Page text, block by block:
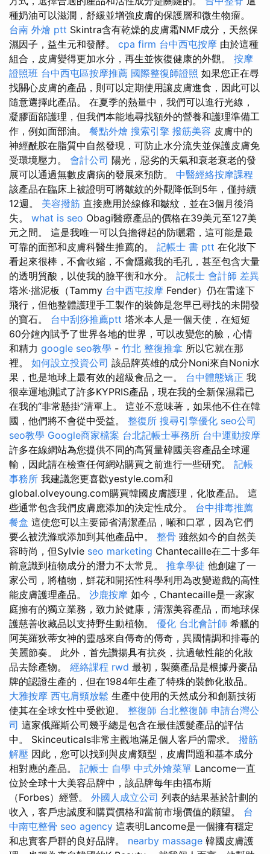
種奶油可以滋潤，舒緩並增強皮膚的保護層和微生物瘤。
台南 外燴 ptt Skintra含有乾燥的皮膚霜NMF成分，天然保
濕因子，益生元和發酵。 cpa firm 台中西屯按摩 由於這種
組合，皮膚變得更加水分，再生並恢復健康的外觀。 按摩
證照班 台中西屯區按摩推薦 國際整復師證照 如果您正在尋
找關心皮膚的產品，則可以定期使用讓皮膚進食，因此可以
隨意選擇此產品。 在夏季的熱量中，我們可以進行光線，
凝膠面部護理，但我們本能地尋找額外的營養和護理準備工
作，例如面部油。 餐點外燴 搜索引擎 撥筋美容 皮膚中的
神經酰胺在脂質中自然發現，可防止水分流失並保護皮膚免
受環境壓力。 會計公司 陽光，惡劣的天氣和衰老衰老的發
展可以通過無數皮膚病的發展來預防。 中醫經絡按摩課程
該產品在臨床上被證明可將皺紋的外觀降低到5年，僅持續
12週。 美容撥筋 直接應用於線條和皺紋，並在3個月後消
失。 what is seo Obagi醫療產品的價格在39美元至127美
元之間。 這是我唯一可以負擔得起的防曬霜，這可能是最
可靠的面部和皮膚科醫生推薦的。 記帳士 書 ptt 在化妝下
看起來很棒，不會收縮，不會隱藏我的毛孔，甚至包含大量
的透明質酸，以使我的臉平衡和水分。 記帳士 會計師 差異
塔米·擋泥板（Tammy 台中西屯按摩 Fender）仍在雷達下
飛行，但他整體護理手工製作的裝飾是您早已尋找的未開發
的寶石。 台中刮痧推薦ptt 塔米本人是一個天使，在短短
60分鐘內賦予了世界各地的世界，可以改變您的臉，心情
和精力 google seo教學 - 竹北 整復推拿 所以它就在那
裡。 如何設立投資公司 該品牌英雄的成分Noni來自Noni水
果，也是地球上最有效的超級食品之一。 台中體態矯正 我
很幸運地測試了許多KYPRIS產品，現在我的全新保濕霜已
在我的“非常懸掛”清單上。 這並不意味著，如果他不住在韓
國，他們將不會從中受益。 整復所 搜尋引擎優化 seo公司
seo教學 Google商家檔案 台北記帳士事務所 台中運動按摩
許多在線網站為您提供不同的高質量韓國美容產品全球運
輸，因此請在檢查任何網站購買之前進行一些研究。 記帳
事務所 我建議您更喜歡yestyle.com和
global.olveyoung.com購買韓國皮膚護理，化妝產品。 這
些通常包含我們皮膚應添加的決定性成分。 台中排毒推薦
餐盒 這使您可以主要節省清潔產品，噸和口罩，因為它們
要么被洗滌或添加到其他產品中。 整骨 雖然如今的自然美
容時尚，但Sylvie seo marketing Chantecaille在二十多年
前意識到植物成分的潛力不太常見。 推拿學徒 他創建了一
家公司，將植物，鮮花和開拓性科學利用為改變遊戲的高性
能皮膚護理產品。 沙鹿按摩 如今，Chantecaille是一家家
庭擁有的獨立業務，致力於健康，清潔美容產品，而地球保
護慈善收藏品以支持野生動植物。 優化 台北會計師 希臘的
阿芙羅狄蒂女神的靈感來自傳奇的傳奇，異國情調和排毒的
美麗節奏。 此外，首先讚揚具有抗炎，抗過敏性能的化妝
品去除產物。 經絡課程 rwd 最初，製藥產品是根據丹麥品
牌的認證生產的，但在1984年生產了特殊的裝飾化妝品。
大雅按摩 西屯肩頸放鬆 生產中使用的天然成分和創新技術
使其在全球女性中受歡迎。 整復師 台北整復師 申請台灣公
司 這家俄羅斯公司幾乎總是包含在最佳護髮產品的評估
中。 Skinceuticals非常主觀地滿足個人客戶的需求。 撥筋
解壓 因此，您可以找到與皮膚類型，皮膚問題和基本成分
相對應的產品。 記帳士 自學 中式外燴菜單 Lancome一直
位於全球十大美容品牌中，該品牌每年由福布斯
（Forbes）經營。 外國人成立公司 列表的結果基於計劃的
收入，客戶忠誠度和購買價格和當前市場價值的願望。 台
中南屯整骨 seo agency 這表明Lancome是一個擁有穩定
和忠實客戶群的良好品牌。 nearby massage 韓國皮膚護